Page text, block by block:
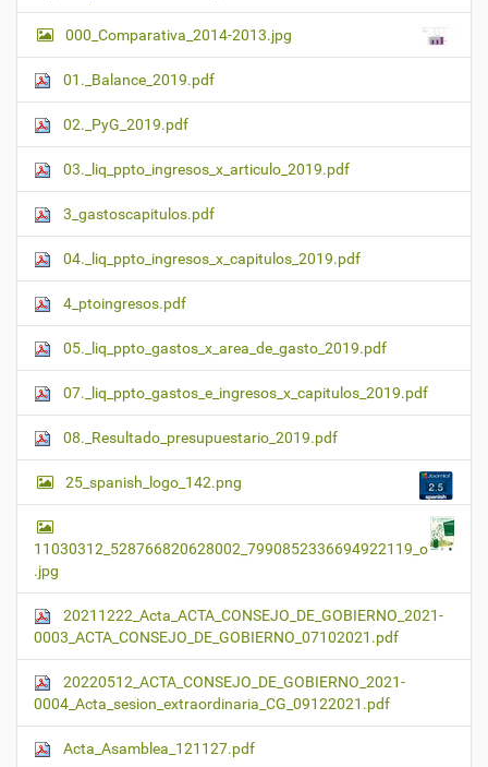
000_Comparativa_2014-2013.jpg
01._Balance_2019.pdf
02._PyG_2019.pdf
03._liq_ppto_ingresos_x_articulo_2019.pdf
3_gastoscapitulos.pdf
04._liq_ppto_ingresos_x_capitulos_2019.pdf
4_ptoingresos.pdf
05._liq_ppto_gastos_x_area_de_gasto_2019.pdf
07._liq_ppto_gastos_e_ingresos_x_capitulos_2019.pdf
08._Resultado_presupuestario_2019.pdf
25_spanish_logo_142.png
11030312_528766820628002_7990852336694922119_o
.jpg
20211222_Acta_ACTA_CONSEJO_DE_GOBIERNO_2021-
0003_ACTA_CONSEJO_DE_GOBIERNO_07102021.pdf
20220512_ACTA_CONSEJO_DE_GOBIERNO_2021-
0004_Acta_sesion_extraordinaria_CG_09122021.pdf
Acta_Asamblea_121127.pdf